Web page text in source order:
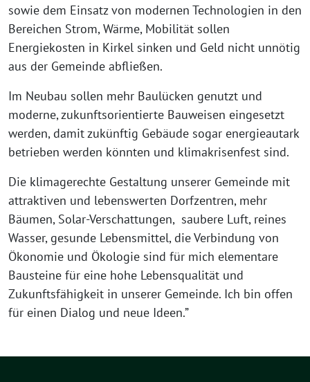
sowie dem Einsatz von modernen Technologien in den
Bereichen Strom, Wärme, Mobilität sollen
Energiekosten in Kirkel sinken und Geld nicht unnötig
aus der Gemeinde abfließen.
Im Neubau sollen mehr Baulücken genutzt und
moderne, zukunftsorientierte Bauweisen eingesetzt
werden, damit zukünftig Gebäude sogar energieautark
betrieben werden könnten und klimakrisenfest sind.
Die klimagerechte Gestaltung unserer Gemeinde mit
attraktiven und lebenswerten Dorfzentren, mehr
Bäumen, Solar-Verschattungen, saubere Luft, reines
Wasser, gesunde Lebensmittel, die Verbindung von
Ökonomie und Ökologie sind für mich elementare
Bausteine für eine hohe Lebensqualität und
Zukunftsfähigkeit in unserer Gemeinde. Ich bin offen
für einen Dialog und neue Ideen.”